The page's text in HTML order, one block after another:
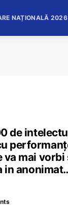
NAȚIONALĂ 2026
de
va mai vorbi
in